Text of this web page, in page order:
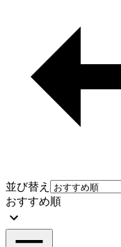
並び替え
おすすめ順